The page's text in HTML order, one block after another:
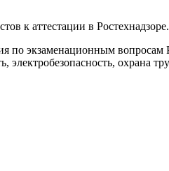
к аттестации в Ростехнадзоре.
по экзаменационным
охрана